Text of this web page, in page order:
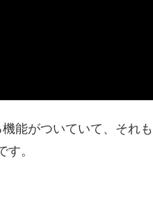
能がついていて、それ
。